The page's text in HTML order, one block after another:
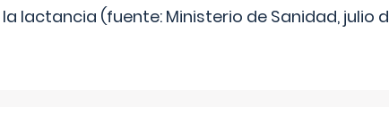
lactancia (fuente: Ministerio de Sanidad, julio d